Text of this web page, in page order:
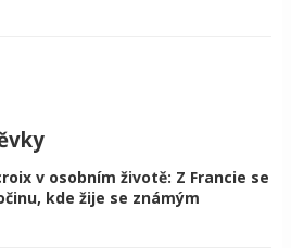
v osobním životě: Z Francie se
kde žije se známým